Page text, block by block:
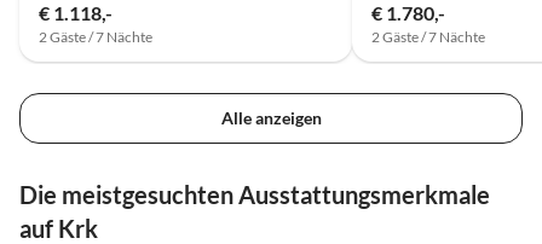
€ 1.118,-
2 Gäste / 7 Nächte
€ 1.780,-
2 Gäste / 7 Nächte
Alle anzeigen
Die meistgesuchten Ausstattungsmerkmale
auf Krk